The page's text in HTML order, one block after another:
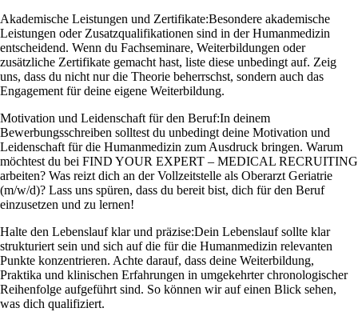
Akademische Leistungen und Zertifikate:Besondere akademische
Leistungen oder Zusatzqualifikationen sind in der Humanmedizin
entscheidend. Wenn du Fachseminare, Weiterbildungen oder
zusätzliche Zertifikate gemacht hast, liste diese unbedingt auf. Zeig
uns, dass du nicht nur die Theorie beherrschst, sondern auch das
Engagement für deine eigene Weiterbildung.
Motivation und Leidenschaft für den Beruf:In deinem
Bewerbungsschreiben solltest du unbedingt deine Motivation und
Leidenschaft für die Humanmedizin zum Ausdruck bringen. Warum
möchtest du bei FIND YOUR EXPERT – MEDICAL RECRUITING
arbeiten? Was reizt dich an der Vollzeitstelle als Oberarzt Geriatrie
(m/w/d)? Lass uns spüren, dass du bereit bist, dich für den Beruf
einzusetzen und zu lernen!
Halte den Lebenslauf klar und präzise:Dein Lebenslauf sollte klar
strukturiert sein und sich auf die für die Humanmedizin relevanten
Punkte konzentrieren. Achte darauf, dass deine Weiterbildung,
Praktika und klinischen Erfahrungen in umgekehrter chronologischer
Reihenfolge aufgeführt sind. So können wir auf einen Blick sehen,
was dich qualifiziert.